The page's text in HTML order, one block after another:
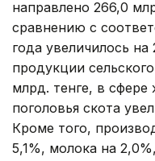
направлено 266,0
сравнению с
года увеличилось
продукции
млрд. тенге, в
поголовья скота
Кроме того,
5,1%, молока на